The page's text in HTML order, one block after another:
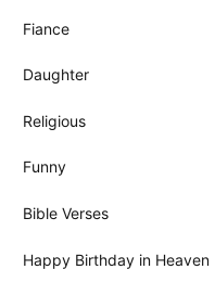
Fiance
Daughter
Religious
Funny
Bible Verses
Happy Birthday in Heaven